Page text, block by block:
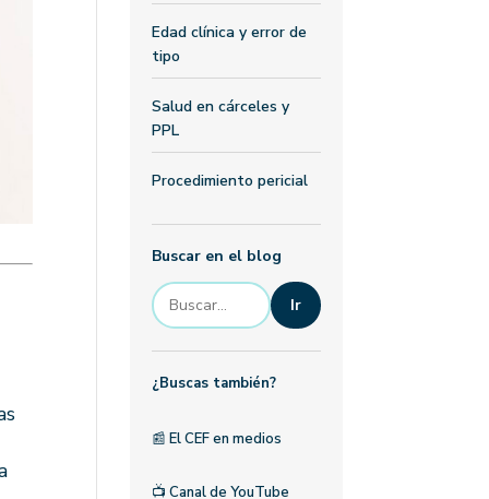
Edad clínica y error de
tipo
Salud en cárceles y
PPL
Procedimiento pericial
Buscar en el blog
Ir
¿Buscas también?
📰El CEF en medios
📺Canal de YouTube